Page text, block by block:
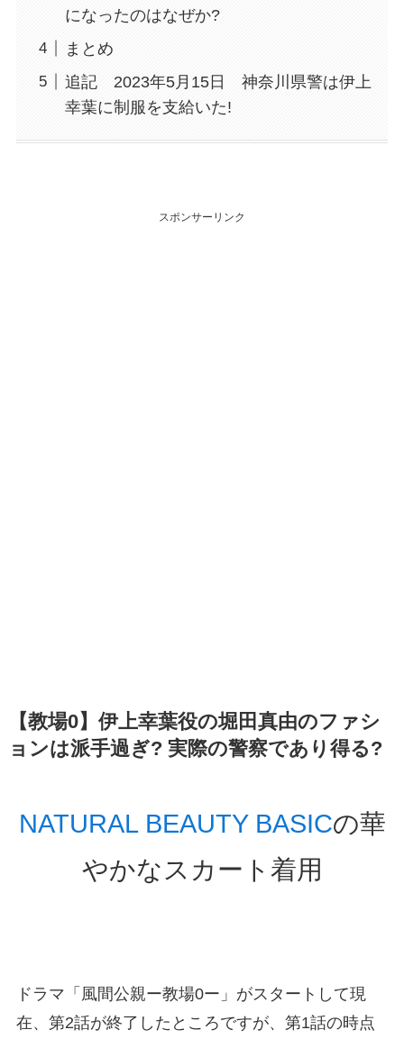
になったのはなぜか?
まとめ
追記 2023年5月15日 神奈川県警は伊上
幸葉に制服を支給いた!
スポンサーリンク
【教場0】伊上幸葉役の堀田真由のファシ
ョンは派手過ぎ? 実際の警察であり得る?
NATURAL BEAUTY BASICの華
やかなスカート着用
ドラマ「風間公親ー教場0ー」がスタートして現
在、第2話が終了したところですが、第1話の時点